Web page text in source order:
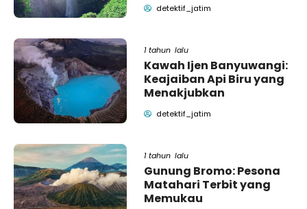
detektif_jatim
1 tahun lalu
Kawah Ijen Banyuwangi:
Keajaiban Api Biru yang
Menakjubkan
detektif_jatim
1 tahun lalu
Gunung Bromo: Pesona
Matahari Terbit yang
Memukau